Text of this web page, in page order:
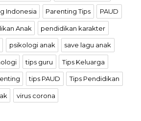
Indonesia Parenting Tips PAUD
Anak pendidikan karakter
psikologi anak save lagu anak
tips guru Tips Keluarga
tips PAUD Tips Pendidikan
virus corona